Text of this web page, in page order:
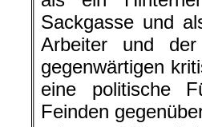
Sackgasse und
Arbeiter und
gegenwärtigen
eine politische
Feinden